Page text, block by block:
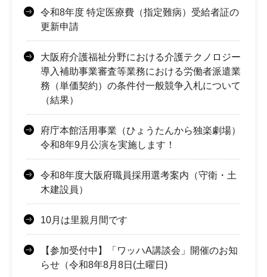
令和8年度 特定医療費（指定難病）受給者証の
更新申請
大阪府介護福祉分野における介護テクノロジー
導入補助事業審査等業務における労働者派遣業
務（単価契約）の条件付一般競争入札について
（結果）
府庁本館活用事業（ひょうたんから独楽劇場）
令和8年9月公演を実施します！
令和8年度大阪府職員採用選考案内（守衛・土
木建設員）
10月は里親月間です
【参加受付中】「ワッハA講談会」開催のお知
らせ（令和8年8月8日(土曜日)